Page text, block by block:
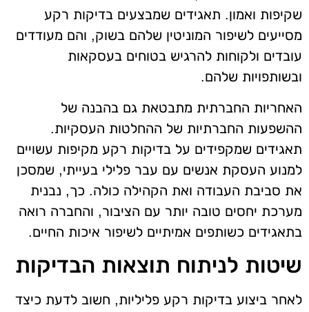
שקיפות ואמון. תאגידים שמבצעים בדיקות רקע
מסייעים לשיפור המוניטין שלהם בשוק, והם מעודדים
עובדים ולקוחות להרגיש בטוחים בעסקאות
ובשותפויות שלהם.
האחריות החברתית מתבטאת גם בהבנה של
ההשפעות החברתיות של ההחלטות העסקיות.
תאגידים שמקפידים על בדיקות רקע מקיפות עשויים
למנוע העסקת אנשים עם עבר פלילי בעייתי, שמסכן
את סביבת העבודה ואת הקהילה כולה. כך, נבנית
מערכת יחסים טובה יותר עם הציבור, והחברה רואה
בתאגידים כשותפים אמיתיים לשיפור איכות החיים.
שיטות לניתוח תוצאות הבדיקות
לאחר ביצוע בדיקות רקע פליליות, חשוב לדעת כיצד